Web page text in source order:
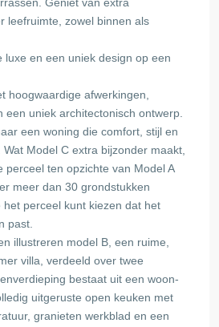
Geniet van extra
leefruimte, zowel binnen als
luxe en een uniek design op een
hoogwaardige afwerkingen,
een uniek architectonisch ontwerp.
een woning die comfort, stijl en
Model C extra bijzonder maakt,
perceel ten opzichte van Model A
meer dan 30 grondstukken
het perceel kunt kiezen dat het
past.
illustreren model B, een ruime,
villa, verdeeld over twee
bestaat uit een woon-
uitgeruste open keuken met
granieten werkblad en een